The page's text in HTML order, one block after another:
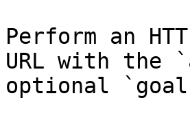
Perform an
URL with the
optional